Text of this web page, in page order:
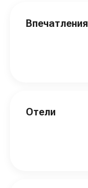
Впечатления
Отели